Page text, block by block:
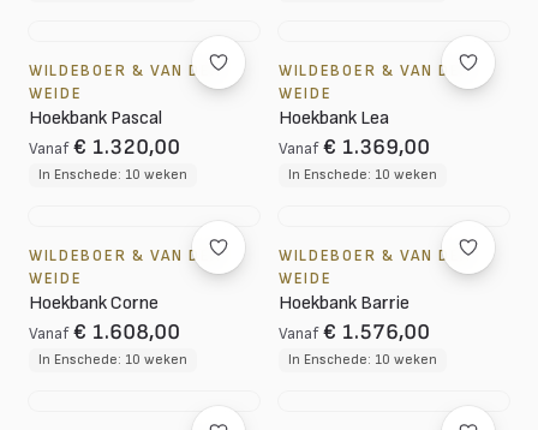
WILDEBOER & VAN DER
WEIDE
Hoekbank Pascal
Vanaf € 1.320,00
In Enschede: 10 weken
WILDEBOER & VAN DER
WEIDE
Hoekbank Lea
Vanaf € 1.369,00
In Enschede: 10 weken
WILDEBOER & VAN DER
WEIDE
Hoekbank Corne
Vanaf € 1.608,00
In Enschede: 10 weken
WILDEBOER & VAN DER
WEIDE
Hoekbank Barrie
Vanaf € 1.576,00
In Enschede: 10 weken